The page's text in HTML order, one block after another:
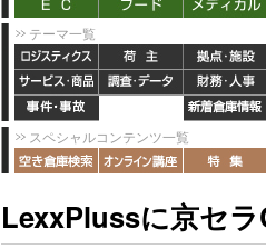
テーマ一覧
スペシャルコンテンツ一覧
LexxPlussに京セ